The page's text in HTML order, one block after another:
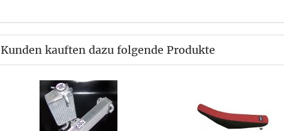
Kunden kauften dazu folgende Produkte